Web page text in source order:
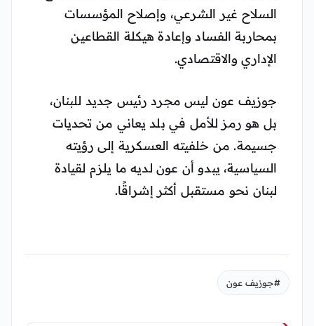
السلاح غير الشرعي، وإصلاح المؤسسات
بمحاربة الفساد وإعادة هيكلة القطاعين
الإداري والاقتصادي.
جوزيف عون ليس مجرد رئيس جديد للبنان،
بل هو رمز للأمل في بلد يعاني من تحديات
جسيمة. من خلفيته العسكرية إلى رؤيته
السياسية، يبدو أن عون لديه ما يلزم لقيادة
لبنان نحو مستقبل أكثر إشراقًا.
#جوزيف عون